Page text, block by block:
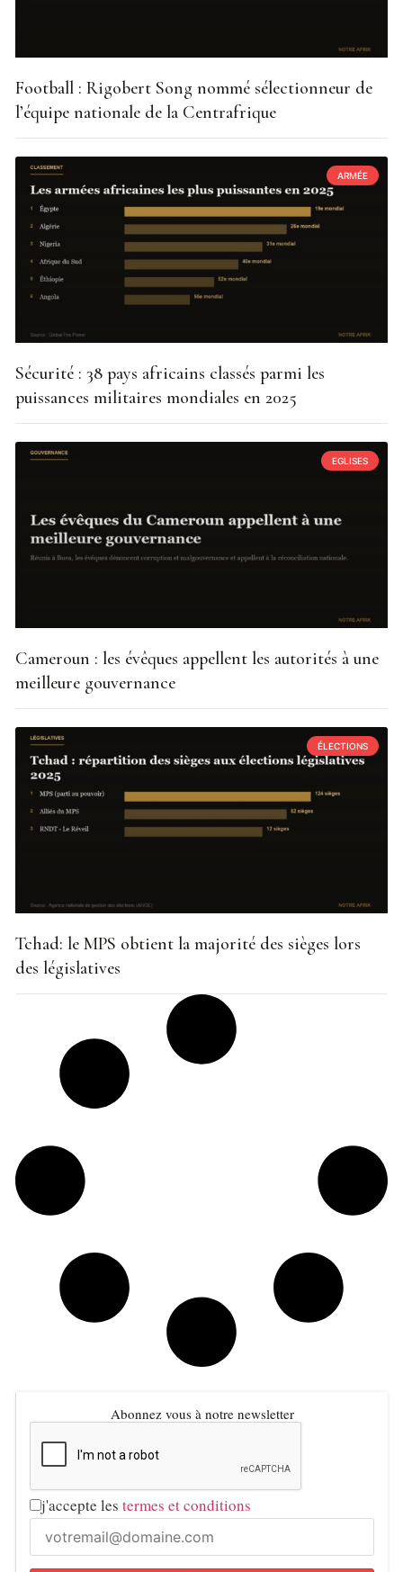
Football : Rigobert Song nommé sélectionneur de
l’équipe nationale de la Centrafrique
ARMÉE
Sécurité : 38 pays africains classés parmi les
puissances militaires mondiales en 2025
EGLISES
Cameroun : les évêques appellent les autorités à une
meilleure gouvernance
ÉLECTIONS
Tchad: le MPS obtient la majorité des sièges lors
des législatives
Abonnez vous à notre newsletter
j'accepte les termes et conditions